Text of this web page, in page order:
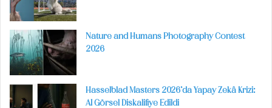
Nature and Humans Photography Contest
2026
Hasselblad Masters 2026’da Yapay Zekâ Krizi:
AI Görsel Diskalifiye Edildi